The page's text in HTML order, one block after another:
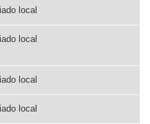
local
local
local
local